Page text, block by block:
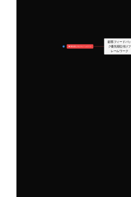
📊 優先順位付けフレームワーク
顧客フィードバッ
ク優先順位付けフ
レームワーク